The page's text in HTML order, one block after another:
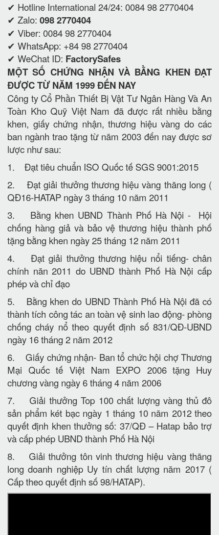
✔ Hotline International 24/24: 0084 98 2770404
✔ Zalo: 098 2770404
✔ Viber: 0084 98 2770404
✔ WhatsApp: +84 98 2770404
✔ WeChat ID: FactorySafes
MỘT SỐ CHỨNG NHẬN VÀ BẰNG KHEN ĐẠT
ĐƯỢC TỪ NĂM 1999 ĐẾN NAY
Công ty Cổ Phần Thiết Bị Vật Tư Ngân Hàng Và An
Toàn Kho Quỹ Việt Nam đã được rất nhiều bằng
khen, giấy chứng nhận, thương hiệu vàng do các
ban ngành trao tặng từ năm 2003 đến nay được sơ
lược như sau:
1. Đạt tiêu chuẩn ISO Quốc tế SGS 9001:2015
2. Đạt giải thưởng thương hiệu vàng thăng long (
QĐ16-HATAP ngày 3 tháng 10 năm 2011
3. Bằng khen UBND Thành Phố Hà Nội - Hội
chống hàng giả và bảo vệ thương hiệu thành phố
tặng bằng khen ngày 25 tháng 12 năm 2011
4. Đạt giải thưởng thương hiệu nổi tiếng- chân
chính năn 2011 do UBND thành Phố Hà Nội cấp
phép và chỉ đạo
5. Bằng khen do UBND Thành Phố Hà Nội đã có
thành tích công tác an toàn vệ sinh lao động- phòng
chống cháy nổ theo quyết định số 831/QĐ-UBND
ngày 16 tháng 2 năm 2012
6. Giấy chứng nhận- Ban tổ chức hội chợ Thương
Mại Quốc tế Việt Nam EXPO 2006 tặng Huy
chương vàng ngày 6 tháng 4 năm 2006
7. Giải thưởng Top 100 chất lượng vàng thủ đô
sản phẩm két bạc ngày 1 tháng 10 năm 2012 theo
quyết định khen thưởng số: 37/QĐ – Hatap bảo trợ
và cấp phép UBND thành Phố Hà Nội
8. Giải thưởng tôn vinh thương hiệu vàng thăng
long doanh nghiệp Uy tín chất lượng năm 2017 (
Cấp theo quyết định số 98/HATAP).